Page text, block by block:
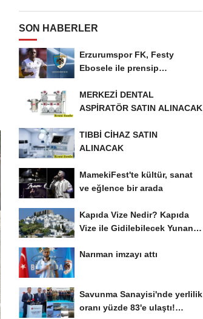
SON HABERLER
Erzurumspor FK, Festy
Ebosele ile prensip
MERKEZİ DENTAL
ASPİRATÖR SATIN ALINACAK
TIBBİ CİHAZ SATIN
ALINACAK
MamekiFest'te kültür, sanat
ve eğlence bir arada
Kapıda Vize Nedir? Kapıda
Vize ile Gidilebilecek Yunan
Narıman imzayı attı
Savunma Sanayisi'nde yerlilik
oranı yüzde 83'e ulaştı!